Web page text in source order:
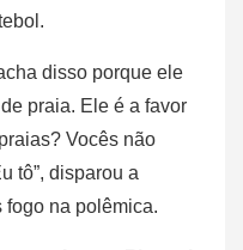
disso porque ele
praia. Ele é a favor
Vocês não
tô”, disparou a
na polêmica.